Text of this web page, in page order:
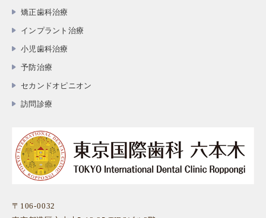
矯正歯科治療
インプラント治療
小児歯科治療
予防治療
セカンドオピニオン
訪問診療
〒106-0032